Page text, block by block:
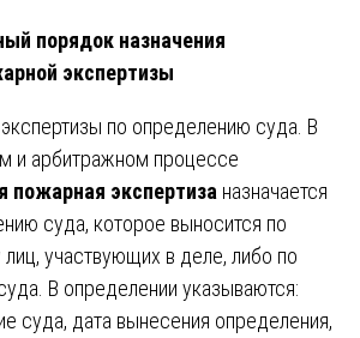
порядок назначения
экспертизы
по определению суда. В
и арбитражном процессе
пожарная экспертиза назначается
суда, которое выносится по
лиц, участвующих в деле, либо по
В определении указываются:
суда, дата вынесения определения,